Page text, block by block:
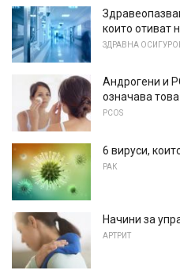
които отиват
ЗДРАВНА
Андрогени и
означава това
PCOS
6 вируси,
РАК
Начини за
АРТРИТ